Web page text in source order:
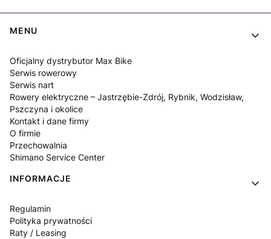
Linki w stopce
MENU
Oficjalny dystrybutor Max Bike
Serwis rowerowy
Serwis nart
Rowery elektryczne – Jastrzębie-Zdrój, Rybnik, Wodzisław,
Pszczyna i okolice
Kontakt i dane firmy
O firmie
Przechowalnia
Shimano Service Center
INFORMACJE
Regulamin
Polityka prywatności
Raty / Leasing